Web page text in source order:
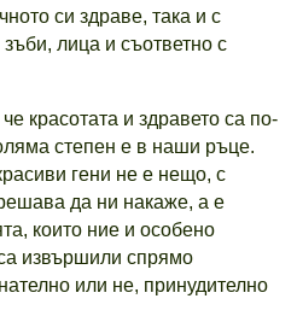
си здраве, така и с
лица и съответно с
красотата и здравето са по-
степен е в наши ръце.
гени не е нещо, с
да ни накаже, а е
които ние и особено
извършили спрямо
или не, принудително